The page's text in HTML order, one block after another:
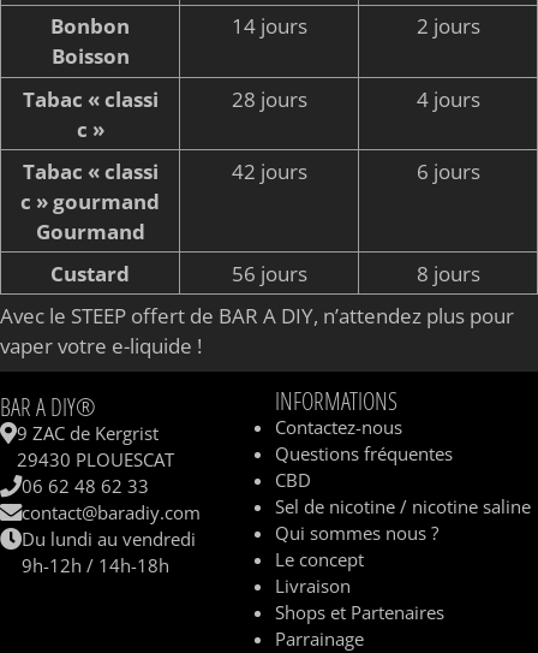
Bonbon
Boisson
14 jours 2 jours
Tabac « classi
c »
28 jours 4 jours
Tabac « classi
c » gourmand
Gourmand
42 jours 6 jours
Custard 56 jours
8 jours
Avec le STEEP offert de BAR A DIY, n’attendez plus pour
vaper votre e-liquide !
BAR A DIY®
9 ZAC de Kergrist
29430 PLOUESCAT
06 62 48 62 33
contact@baradiy.com
Du lundi au vendredi
9h-12h / 14h-18h
INFORMATIONS
Contactez-nous
Questions fréquentes
CBD
Sel de nicotine / nicotine saline
Qui sommes nous ?
Le concept
Livraison
Shops et Partenaires
Parrainage